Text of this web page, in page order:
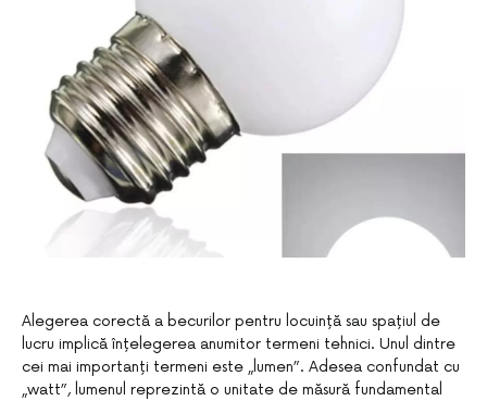
Alegerea corectă a becurilor pentru locuință sau spațiul de
lucru implică înțelegerea anumitor termeni tehnici. Unul dintre
cei mai importanți termeni este „lumen”. Adesea confundat cu
„watt”, lumenul reprezintă o unitate de măsură fundamental